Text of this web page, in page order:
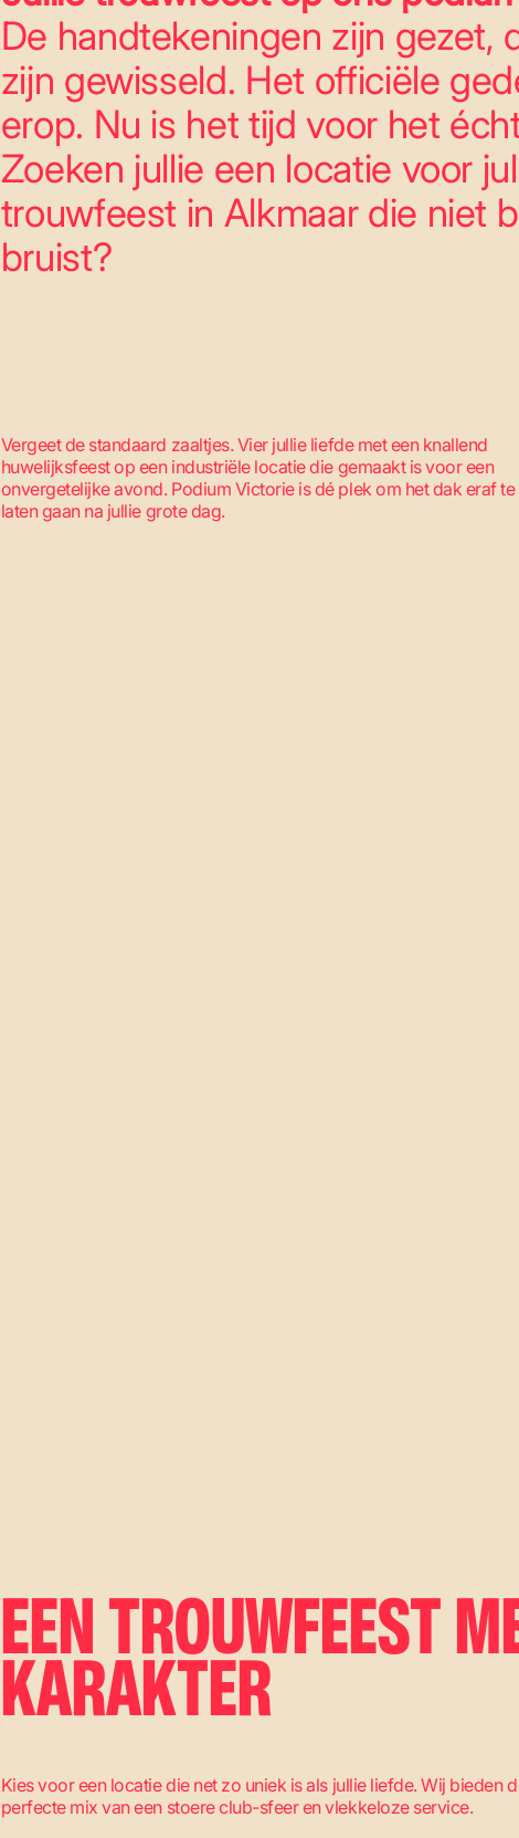
De handtekeningen zijn gezet,
zijn gewisseld. Het officiële
erop. Nu is het tijd voor het
Zoeken jullie een locatie voor
trouwfeest in Alkmaar die niet
bruist?
Vergeet de standaard zaaltjes. Vier jullie liefde met een knallend
huwelijksfeest op een industriële locatie die gemaakt is voor een
onvergetelijke avond. Podium Victorie is dé plek om het dak eraf te
laten gaan na jullie grote dag.
EEN TROUWFEEST
KARAKTER
Kies voor een locatie die net zo uniek is als jullie liefde. Wij bieden
perfecte mix van een stoere club-sfeer en vlekkeloze service.